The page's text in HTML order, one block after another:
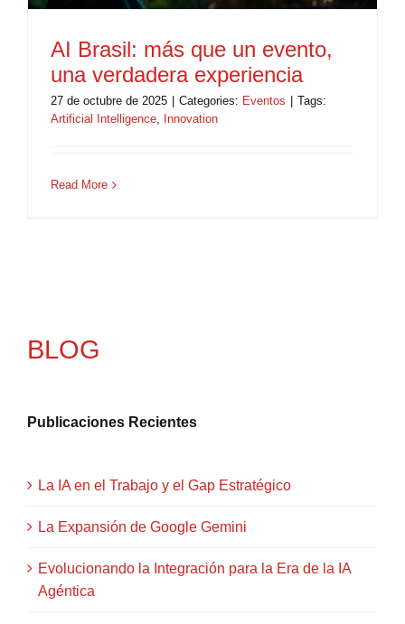
AI Brasil: más que un evento,
una verdadera experiencia
27 de octubre de 2025 Categories: Eventos
Tags:
Artificial Intelligence, Innovation
Read More
BLOG
Publicaciones Recientes
La IA en el Trabajo y el Gap Estratégico
La Expansión de Google Gemini
Evolucionando la Integración para la Era de la IA
Agéntica